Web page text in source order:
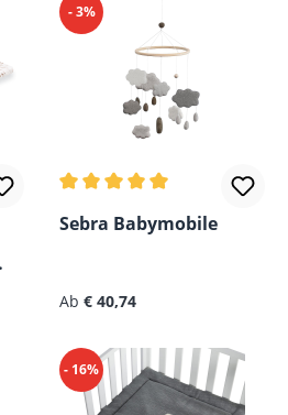
- 3%
Durchschnittliche
Sebra Babymobile
Regulärer Preis:
Ab € 40,74
- 16%